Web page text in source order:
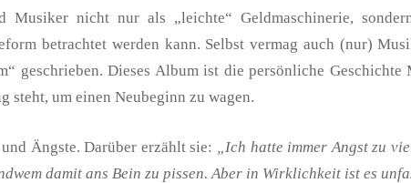
nicht nur als „leichte“ Geldmaschinerie,
betrachtet werden kann. Selbst vermag auch (nur)
geschrieben. Dieses Album ist die persönliche
um einen Neubeginn zu wagen.
Ängste. Darüber erzählt sie: „Ich hatte immer Angst zu
damit ans Bein zu pissen. Aber in Wirklichkeit ist es